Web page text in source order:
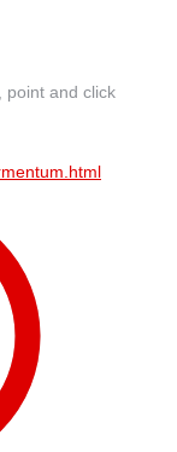
point and click